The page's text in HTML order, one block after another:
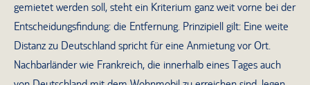
gemietet werden soll, steht ein Kriterium ganz weit vorne bei der
Entscheidungsfindung: die Entfernung. Prinzipiell gilt: Eine weite
Distanz zu Deutschland spricht für eine Anmietung vor Ort.
Nachbarländer wie Frankreich, die innerhalb eines Tages auch